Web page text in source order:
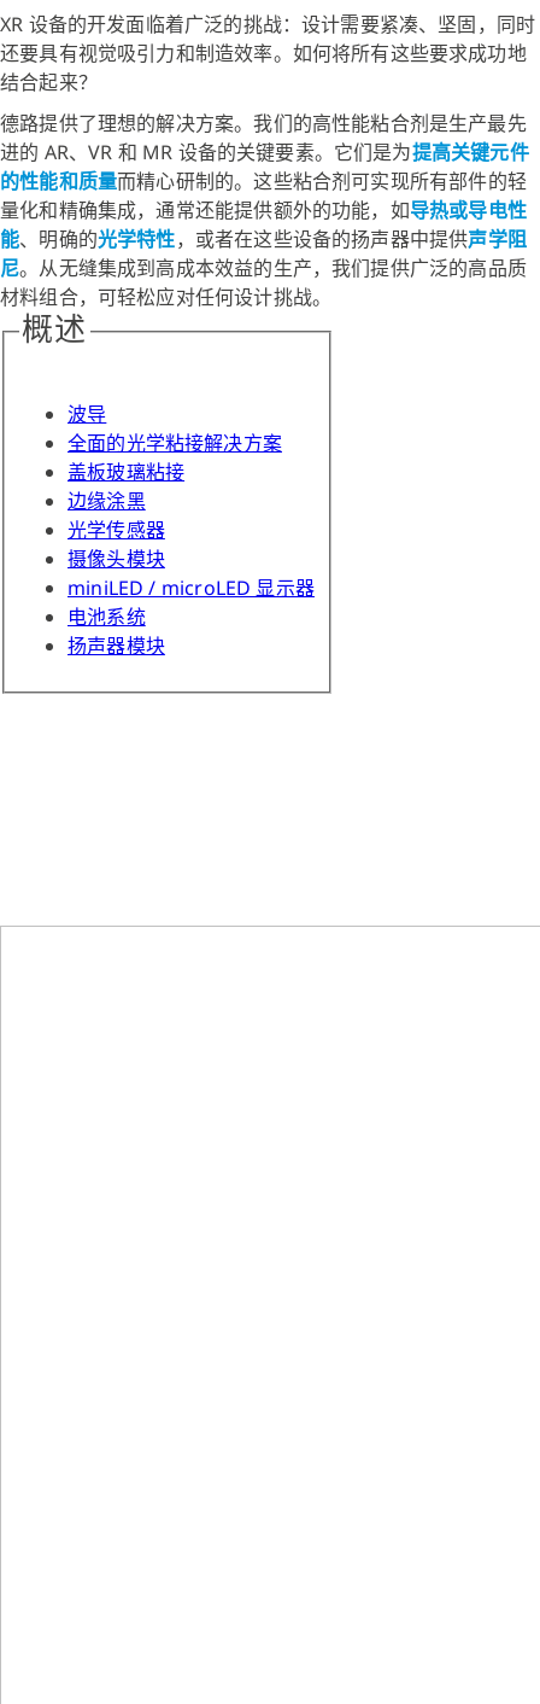
XR 设备的开发面临着广泛的挑战：设计需要紧凑、坚固，同时
还要具有视觉吸引力和制造效率。如何将所有这些要求成功地
结合起来？
德路提供了理想的解决方案。我们的高性能粘合剂是生产最先
进的 AR、VR 和 MR 设备的关键要素。它们是为提高关键元件
的性能和质量而精心研制的。这些粘合剂可实现所有部件的轻
量化和精确集成，通常还能提供额外的功能，如导热或导电性
能、明确的光学特性，或者在这些设备的扬声器中提供声学阻
尼。从无缝集成到高成本效益的生产，我们提供广泛的高品质
材料组合，可轻松应对任何设计挑战。
概述
波导
全面的光学粘接解决方案
盖板玻璃粘接
边缘涂黑
光学传感器
摄像头模块
miniLED / microLED 显示器
电池系统
扬声器模块